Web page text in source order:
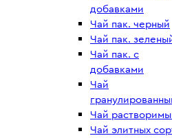
добавками
Чай пак. черный
Чай пак.
Чай пак. с
добавками
Чай
Чай
Чай элитных